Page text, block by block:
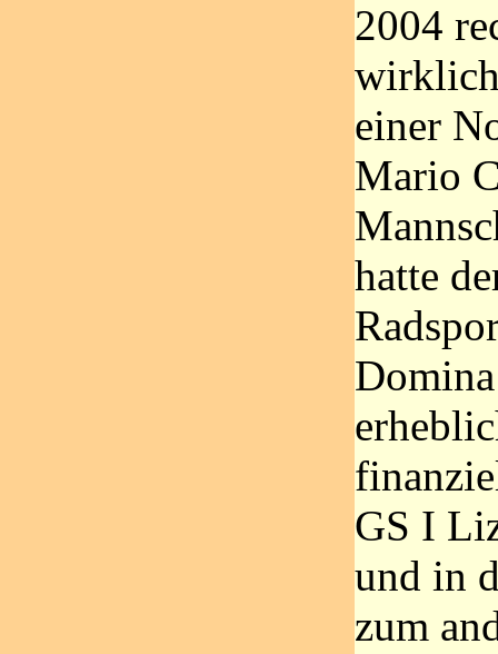
2004
einer
Mario
hatte
GS I
und in
zum